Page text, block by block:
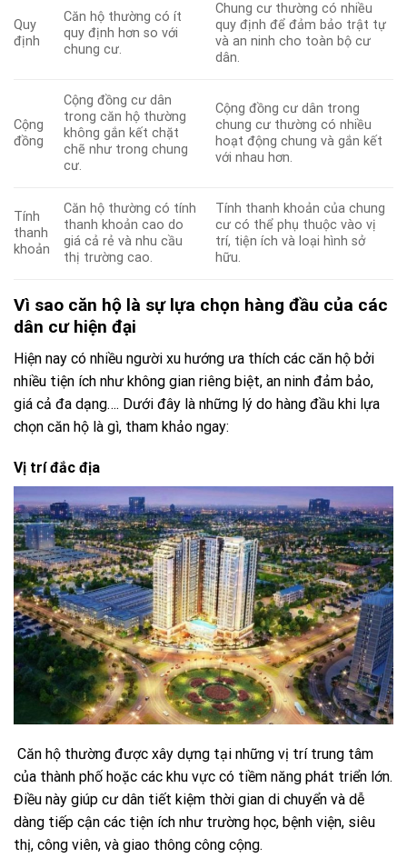
Quy
định
Căn hộ thường có ít
quy định hơn so với
chung cư.
Chung cư thường có nhiều
quy định để đảm bảo trật tự
và an ninh cho toàn bộ cư
dân.
Cộng
đồng
Cộng đồng cư dân
trong căn hộ thường
không gắn kết chặt
chẽ như trong chung
cư.
Cộng đồng cư dân trong
chung cư thường có nhiều
hoạt động chung và gắn kết
với nhau hơn.
Tính
thanh
khoản
Căn hộ thường có tính
thanh khoản cao do
giá cả rẻ và nhu cầu
thị trường cao.
Tính thanh khoản của chung
cư có thể phụ thuộc vào vị
trí, tiện ích và loại hình sở
hữu.
Vì sao căn hộ là sự lựa chọn hàng đầu của các
dân cư hiện đại
Hiện nay có nhiều người xu hướng ưa thích các căn hộ bởi
nhiều tiện ích như không gian riêng biệt, an ninh đảm bảo,
giá cả đa dạng…. Dưới đây là những lý do hàng đầu khi lựa
chọn căn hộ là gì, tham khảo ngay:
Vị trí đắc địa
Căn hộ thường được xây dựng tại những vị trí trung tâm
của thành phố hoặc các khu vực có tiềm năng phát triển lớn.
Điều này giúp cư dân tiết kiệm thời gian di chuyển và dễ
dàng tiếp cận các tiện ích như trường học, bệnh viện, siêu
thị, công viên, và giao thông công cộng.